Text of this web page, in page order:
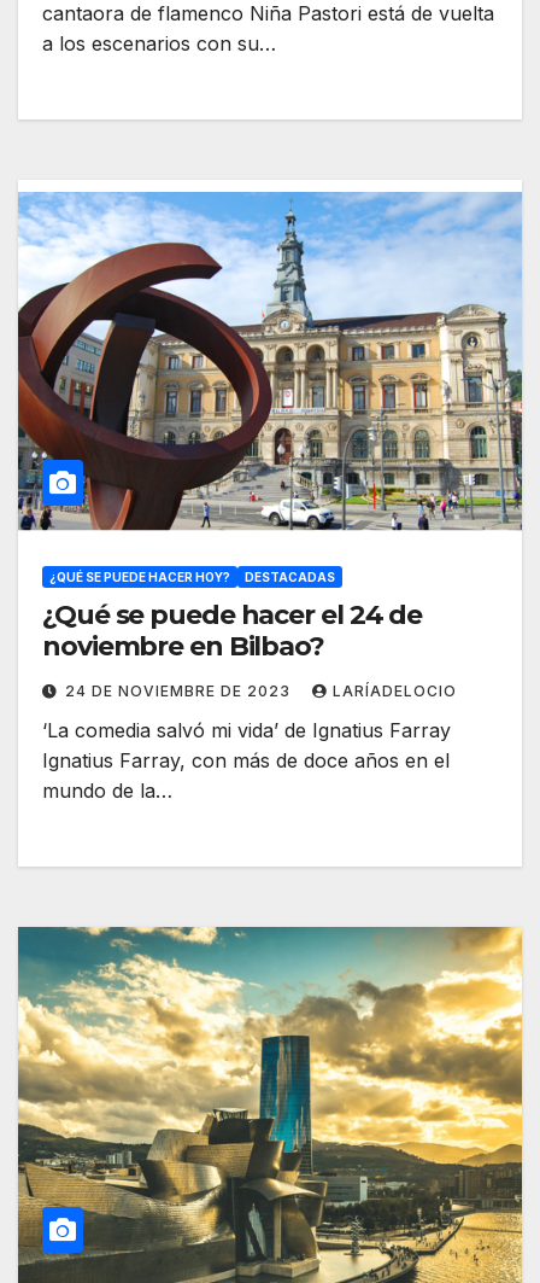
cantaora de flamenco Niña Pastori está de vuelta
a los escenarios con su…
¿QUÉ SE PUEDE HACER HOY? DESTACADAS
¿Qué se puede hacer el 24 de
noviembre en Bilbao?
24 DE NOVIEMBRE DE 2023 LARÍADELOCIO
‘La comedia salvó mi vida’ de Ignatius Farray
Ignatius Farray, con más de doce años en el
mundo de la…